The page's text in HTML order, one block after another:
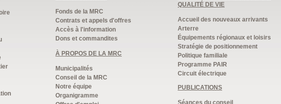
Fonds de la MRC
Contrats et appels d'offres
Accès à l'information
Dons et commandites
À PROPOS DE LA MRC
Municipalités
Conseil de la MRC
Notre équipe
Organigramme
QUALITÉ DE VIE
Accueil des nouveaux arrivants
Arterre
Équipements régionaux et loisirs
Stratégie de positionnement
Politique familiale
Programme PAIR
Circuit électrique
PUBLICATIONS
Séances du conseil